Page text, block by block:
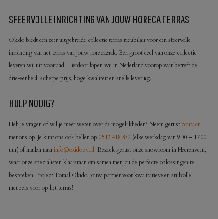
SFEERVOLLE INRICHTING VAN JOUW HORECA TERRAS
Okido biedt een zeer uitgebreide collectie terras meubilair voor een sfeervolle
inrichting van het terras van jouw horecazaak. Een groot deel van onze collectie
leveren wij uit voorraad. Hierdoor lopen wij in Nederland voorop wat betreft de
drie-eenheid: scherpe prijs, hoge kwaliteit en snelle levering.
HULP NODIG?
Heb je vragen of wil je meer weten over de mogelijkheden? Neem gerust contact
met ons op. Je kunt ons ook bellen op 0513 418 882 (elke werkdag van 9.00 – 17.00
uur) of mailen naarinfo@okidobv.nl. Bezoek gerust onze showroom in Heerenveen,
waar onze specialisten klaarstaan om samen met jou de perfecte oplossingen te
bespreken. Project Totaal Okido, jouw partner voor kwalitatieve en stijlvolle
meubels voor op het terras!